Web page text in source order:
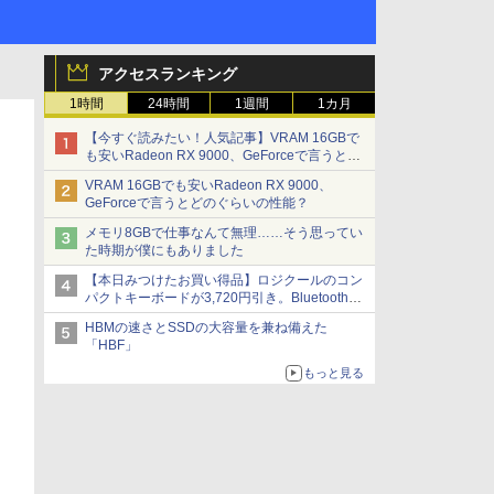
アクセスランキング
1時間 24時間 1週間 1カ月
【今すぐ読みたい！人気記事】VRAM 16GBで
も安いRadeon RX 9000、GeForceで言うとど
のぐらいの性能？ - PC Watch
VRAM 16GBでも安いRadeon RX 9000、
GeForceで言うとどのぐらいの性能？
メモリ8GBで仕事なんて無理……そう思ってい
た時期が僕にもありました
【本日みつけたお買い得品】ロジクールのコン
パクトキーボードが3,720円引き。Bluetoothで3
台接続対応
HBMの速さとSSDの大容量を兼ね備えた
「HBF」
もっと見る